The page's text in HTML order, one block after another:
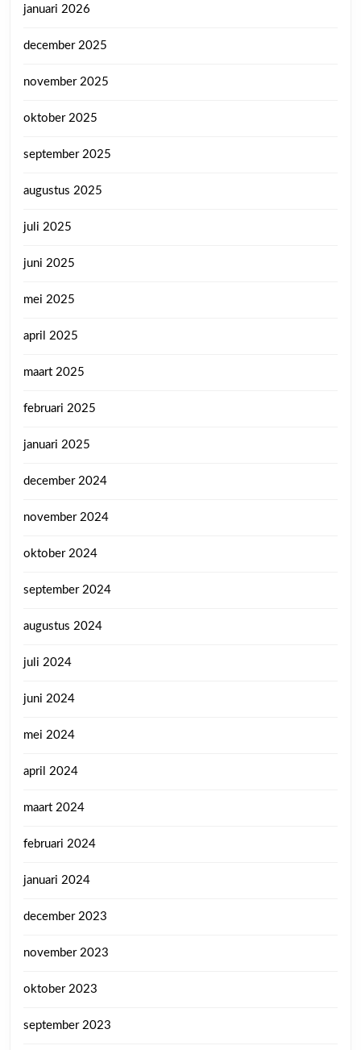
januari 2026
december 2025
november 2025
oktober 2025
september 2025
augustus 2025
juli 2025
juni 2025
mei 2025
april 2025
maart 2025
februari 2025
januari 2025
december 2024
november 2024
oktober 2024
september 2024
augustus 2024
juli 2024
juni 2024
mei 2024
april 2024
maart 2024
februari 2024
januari 2024
december 2023
november 2023
oktober 2023
september 2023